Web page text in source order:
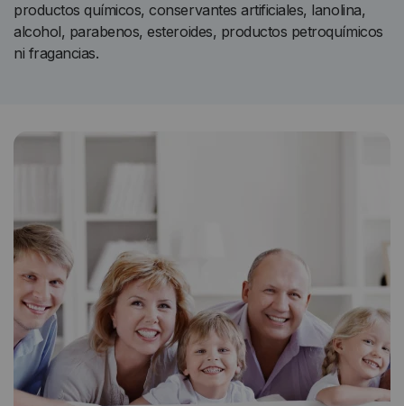
productos químicos, conservantes artificiales, lanolina,
alcohol, parabenos, esteroides, productos petroquímicos
ni fragancias.